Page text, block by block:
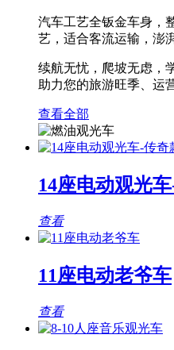
汽车工艺全钣金车身，
艺，适合客流运输，澎
续航无忧，爬坡无虑，
助力您的旅游旺季、运
查看全部
14座电动观光
查看
11座电动老爷车
查看